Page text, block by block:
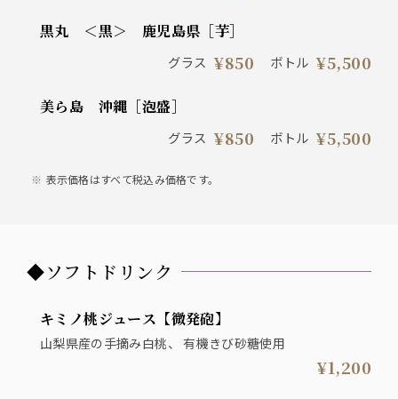
黒丸 ＜黒＞ 鹿児島県［芋］
グラス ¥850 ボトル ¥5,500
美ら島 沖縄［泡盛］
グラス ¥850 ボトル ¥5,500
表示価格はすべて税込み価格です。
◆ソフトドリンク
キミノ桃ジュース【微発砲】
山梨県産の手摘み白桃、 有機きび砂糖使用
¥1,200